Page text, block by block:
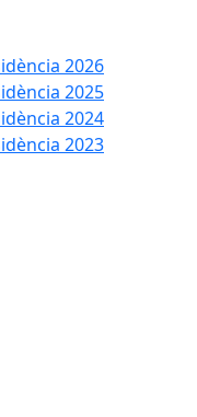
2026
2025
2024
2023